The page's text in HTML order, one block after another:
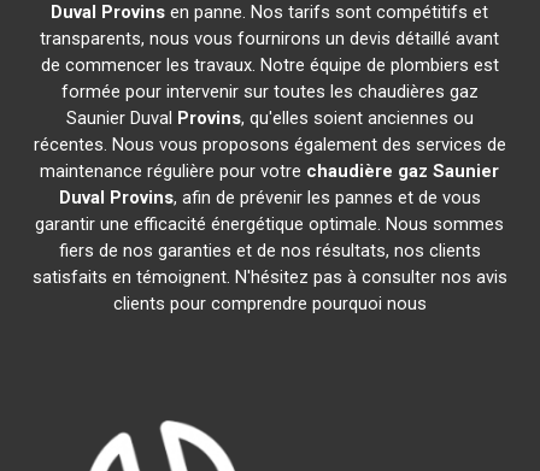
Duval Provins en panne. Nos tarifs sont compétitifs et
transparents, nous vous fournirons un devis détaillé avant
de commencer les travaux. Notre équipe de plombiers est
formée pour intervenir sur toutes les chaudières gaz
Saunier Duval Provins, qu'elles soient anciennes ou
récentes. Nous vous proposons également des services de
maintenance régulière pour votre chaudière gaz Saunier
Duval Provins, afin de prévenir les pannes et de vous
garantir une efficacité énergétique optimale. Nous sommes
fiers de nos garanties et de nos résultats, nos clients
satisfaits en témoignent. N'hésitez pas à consulter nos avis
clients pour comprendre pourquoi nous